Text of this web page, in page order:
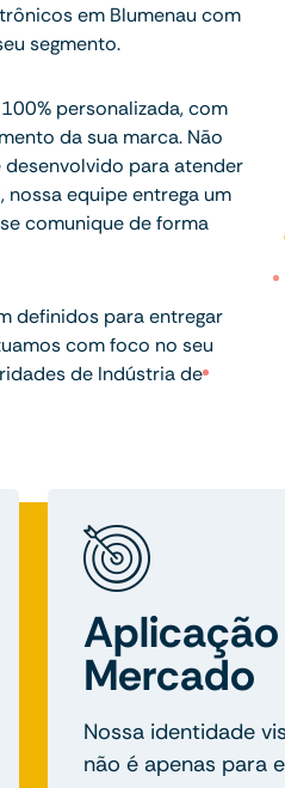
em Blumenau com
segmento.
personalizada, com
da sua marca. Não
para atender
equipe entrega um
comunique de forma
definidos para entregar
com foco no seu
de Indústria de
Aplicação
Mercado
Nossa identidade
não é apenas para